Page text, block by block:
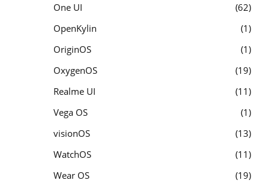
One UI
62
OpenKylin
1
OriginOS
1
OxygenOS
19
Realme UI
11
Vega OS
1
visionOS
13
WatchOS
11
Wear OS
19